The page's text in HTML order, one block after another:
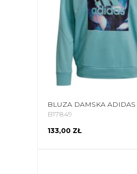
B17849
133,00 ZŁ